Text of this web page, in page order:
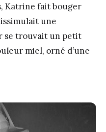
Katrine fait bouger
une
se trouvait un petit
miel, orné d’une